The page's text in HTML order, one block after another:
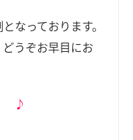
なっております。
どうぞお早目にお